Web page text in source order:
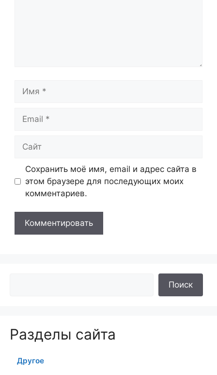
Сохранить моё имя, email и адрес сайта в
этом браузере для последующих моих
комментариев.
Поиск
Разделы сайта
Другое